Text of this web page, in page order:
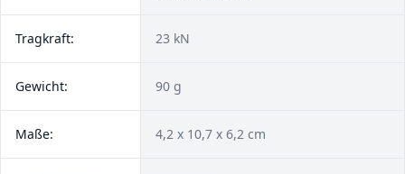
Tragkraft: 23 kN
Gewicht: 90 g
Maße: 4,2 x 10,7 x 6,2 cm